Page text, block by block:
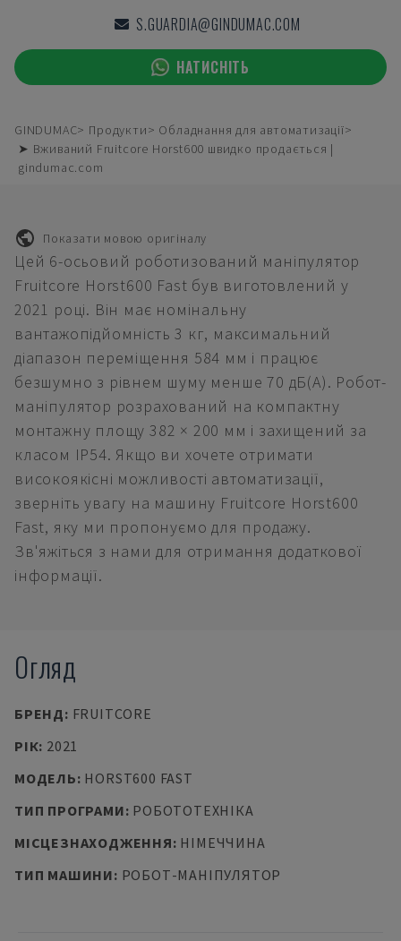
S.GUARDIA@GINDUMAC.COM
НАТИСНІТЬ
GINDUMAC Продукти
Обладнання для автоматизації
➤ Вживаний Fruitcore Horst600 швидко продається |
gindumac.com
Показати мовою оригіналу
Цей 6-осьовий роботизований маніпулятор
Fruitcore Horst600 Fast був виготовлений у
2021 році. Він має номінальну
вантажопідйомність 3 кг, максимальний
діапазон переміщення 584 мм і працює
безшумно з рівнем шуму менше 70 дБ(А). Робот-
маніпулятор розрахований на компактну
монтажну площу 382 × 200 мм і захищений за
класом IP54. Якщо ви хочете отримати
високоякісні можливості автоматизації,
зверніть увагу на машину Fruitcore Horst600
Fast, яку ми пропонуємо для продажу.
Зв'яжіться з нами для отримання додаткової
інформації.
Огляд
БРЕНД: FRUITCORE
РІК: 2021
МОДЕЛЬ: HORST600 FAST
ТИП ПРОГРАМИ: РОБОТОТЕХНІКА
МІСЦЕЗНАХОДЖЕННЯ: НІМЕЧЧИНА
ТИП МАШИНИ: РОБОТ-МАНІПУЛЯТОР